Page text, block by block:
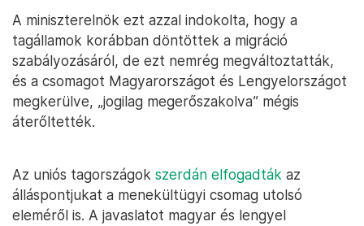
A miniszterelnök ezt azzal indokolta, hogy a
tagállamok korábban döntöttek a migráció
szabályozásáról, de ezt nemrég megváltoztatták,
és a csomagot Magyarországot és Lengyelországot
megkerülve, „jogilag megerőszakolva” mégis
áterőltették.
Az uniós tagországok szerdán elfogadták az
álláspontjukat a menekültügyi csomag utolsó
eleméről is. A javaslatot magyar és lengyel